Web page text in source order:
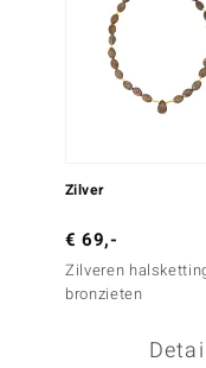
Zilver
€ 69,-
Zilveren
bronzieten